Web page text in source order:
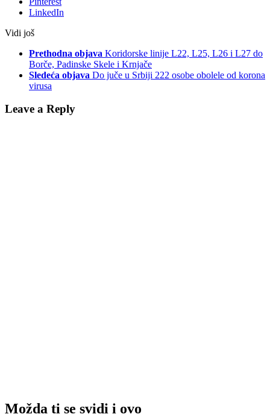
LinkedIn
Vidi još
Prethodna objava Koridorske linije L22, L25, L26 i L27 do
Borče, Padinske Skele i Krnjače
Sledeća objava Do juče u Srbiji 222 osobe obolele od korona
virusa
Leave a Reply
Možda ti se svidi i ovo